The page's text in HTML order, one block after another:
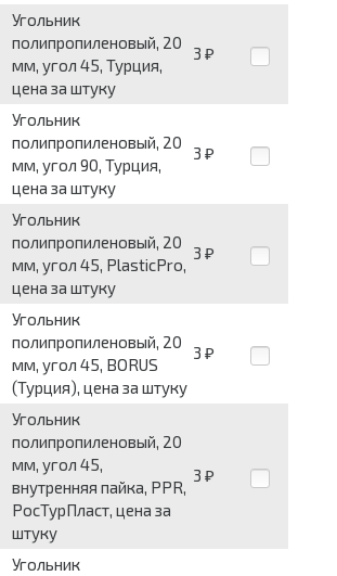
Угольник
полипропиленовый, 20
мм, угол 45, Турция,
цена за штуку
3 ₽
Угольник
полипропиленовый, 20
мм, угол 90, Турция,
цена за штуку
3 ₽
Угольник
полипропиленовый, 20
мм, угол 45, PlasticPro,
цена за штуку
3 ₽
Угольник
полипропиленовый, 20
мм, угол 45, BORUS
(Турция), цена за штуку
3 ₽
Угольник
полипропиленовый, 20
мм, угол 45,
внутренняя пайка, PPR,
РосТурПласт, цена за
штуку
3 ₽
Угольник